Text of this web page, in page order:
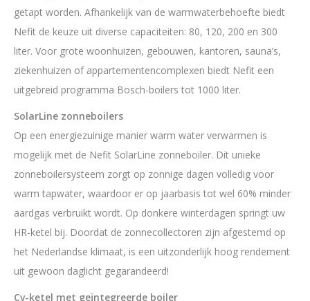
getapt worden. Afhankelijk van de warmwaterbehoefte biedt
Nefit de keuze uit diverse capaciteiten: 80, 120, 200 en 300
liter. Voor grote woonhuizen, gebouwen, kantoren, sauna’s,
ziekenhuizen of appartementencomplexen biedt Nefit een
uitgebreid programma Bosch-boilers tot 1000 liter.
SolarLine zonneboilers
Op een energiezuinige manier warm water verwarmen is
mogelijk met de Nefit SolarLine zonneboiler. Dit unieke
zonneboilersysteem zorgt op zonnige dagen volledig voor
warm tapwater, waardoor er op jaarbasis tot wel 60% minder
aardgas verbruikt wordt. Op donkere winterdagen springt uw
HR-ketel bij. Doordat de zonnecollectoren zijn afgestemd op
het Nederlandse klimaat, is een uitzonderlijk hoog rendement
uit gewoon daglicht gegarandeerd!
Cv-ketel met geïntegreerde boiler